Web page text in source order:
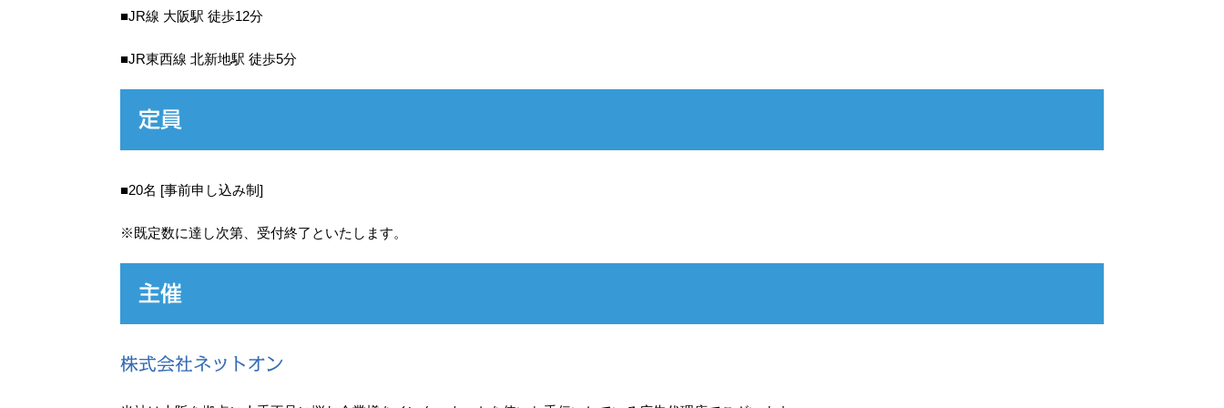
■JR線 大阪駅 徒歩12分
■JR東西線 北新地駅 徒歩5分
定員
■20名 [事前申し込み制]
※既定数に達し次第、受付終了といたします。
主催
株式会社ネットオン